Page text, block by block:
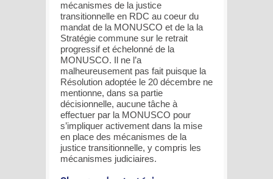
mécanismes de la justice
transitionnelle en RDC au coeur du
mandat de la MONUSCO et de la la
Stratégie commune sur le retrait
progressif et échelonné de la
MONUSCO. Il ne l’a
malheureusement pas fait puisque la
Résolution adoptée le 20 décembre ne
mentionne, dans sa partie
décisionnelle, aucune tâche à
effectuer par la MONUSCO pour
s’impliquer activement dans la mise
en place des mécanismes de la
justice transitionnelle, y compris les
mécanismes judiciaires.